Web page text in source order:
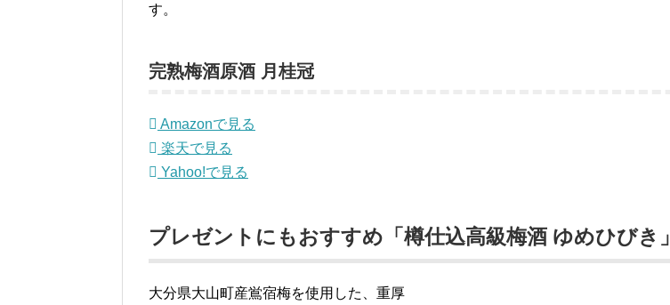
す。
完熟梅酒原酒 月桂冠
Amazonで見る
楽天で見る
Yahoo!で見る
プレゼントにもおすすめ「樽仕込高級梅酒 ゆめひびき」
大分県大山町産鴬宿梅を使用した、重厚